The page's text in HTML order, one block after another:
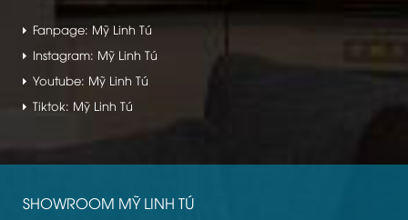
Fanpage: Mỹ Linh Tú
Instagram: Mỹ Linh Tú
Youtube: Mỹ Linh Tú
Tiktok: Mỹ Linh Tú
SHOWROOM MỸ LINH TÚ